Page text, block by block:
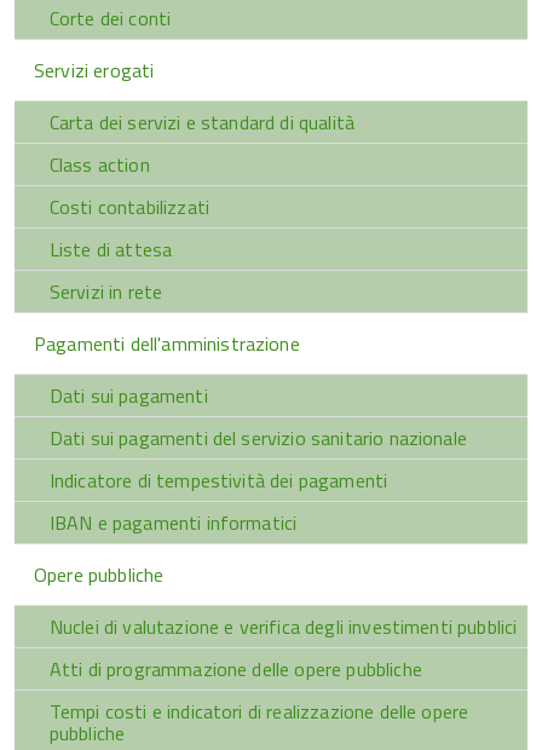
Corte dei conti
Servizi erogati
Carta dei servizi e standard di qualità
Class action
Costi contabilizzati
Liste di attesa
Servizi in rete
Pagamenti dell'amministrazione
Dati sui pagamenti
Dati sui pagamenti del servizio sanitario nazionale
Indicatore di tempestività dei pagamenti
IBAN e pagamenti informatici
Opere pubbliche
Nuclei di valutazione e verifica degli investimenti pubblici
Atti di programmazione delle opere pubbliche
Tempi costi e indicatori di realizzazione delle opere
pubbliche